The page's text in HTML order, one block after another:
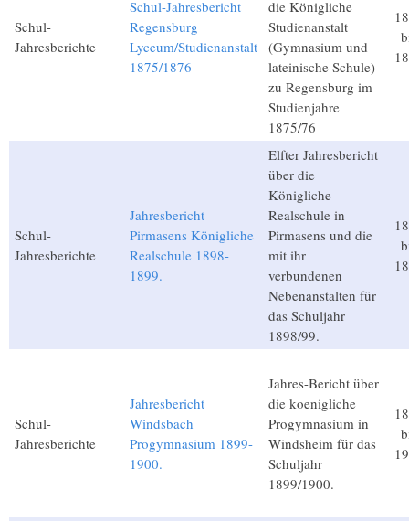
Schul-
Jahresberichte
Schul-Jahresbericht
Regensburg
Lyceum/Studienanstalt
1875/1876
die Königliche
Studienanstalt
(Gymnasium und
lateinische Schule)
zu Regensburg im
Studienjahre
1875/76
Schul-
Jahresberichte
Jahresbericht
Pirmasens Königliche
Realschule 1898-
1899.
Elfter Jahresbericht
über die
Königliche
Realschule in
Pirmasens und die
mit ihr
verbundenen
Nebenanstalten für
das Schuljahr
1898/99.
Schul-
Jahresberichte
Jahresbericht
Windsbach
Progymnasium 1899-
1900.
Jahres-Bericht über
die koenigliche
Progymnasium in
Windsheim für das
Schuljahr
1899/1900.